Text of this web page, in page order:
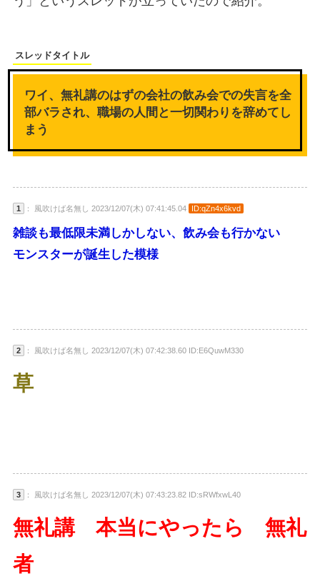
スレッドタイトル
ワイ、無礼講のはずの会社の飲み会での失言を全
部バラされ、職場の人間と一切関わりを辞めてし
まう
1 ： 風吹けば名無し 2023/12/07(木) 07:41:45.04 ID:qZn4x6kvd
雑談も最低限未満しかしない、飲み会も行かない
モンスターが誕生した模様
2 ： 風吹けば名無し 2023/12/07(木) 07:42:38.60 ID:E6QuwM330
草
3 ： 風吹けば名無し 2023/12/07(木) 07:43:23.82 ID:sRWfxwL40
無礼講 本当にやったら 無礼
者